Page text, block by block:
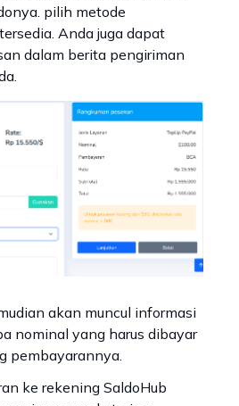
pilih metode
Anda juga dapat
dalam berita pengiriman
akan muncul informasi
nominal yang harus dibayar
pembayarannya.
ke rekening SaldoHub